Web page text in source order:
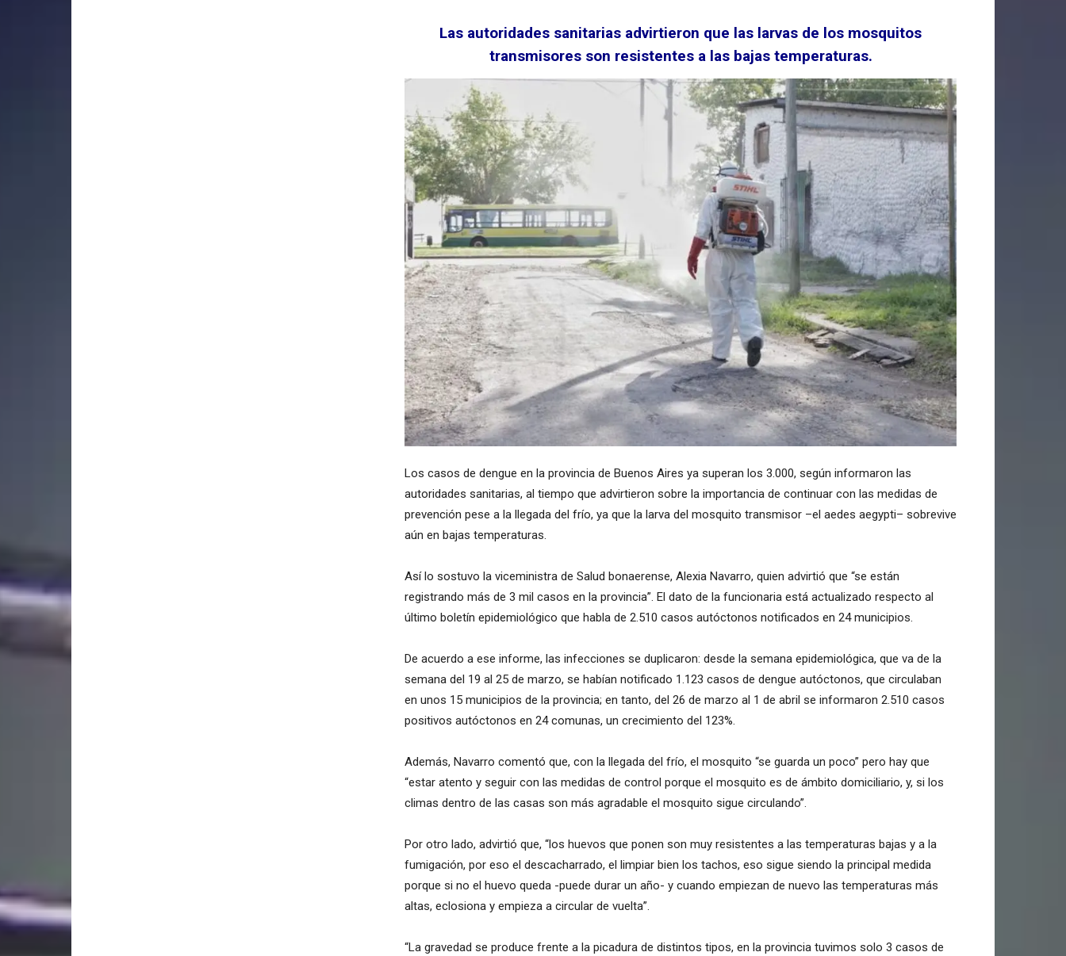
Las autoridades sanitarias advirtieron que las larvas de los mosquitos
transmisores son resistentes a las bajas temperaturas.
Los casos de dengue en la provincia de Buenos Aires ya superan los 3.000, según informaron las
autoridades sanitarias, al tiempo que advirtieron sobre la importancia de continuar con las medidas de
prevención pese a la llegada del frío, ya que la larva del mosquito transmisor –el aedes aegypti– sobrevive
aún en bajas temperaturas.
Así lo sostuvo la viceministra de Salud bonaerense, Alexia Navarro, quien advirtió que “se están
registrando más de 3 mil casos en la provincia”. El dato de la funcionaria está actualizado respecto al
último boletín epidemiológico que habla de 2.510 casos autóctonos notificados en 24 municipios.
De acuerdo a ese informe, las infecciones se duplicaron: desde la semana epidemiológica, que va de la
semana del 19 al 25 de marzo, se habían notificado 1.123 casos de dengue autóctonos, que circulaban
en unos 15 municipios de la provincia; en tanto, del 26 de marzo al 1 de abril se informaron 2.510 casos
positivos autóctonos en 24 comunas, un crecimiento del 123%.
Además, Navarro comentó que, con la llegada del frío, el mosquito “se guarda un poco” pero hay que
“estar atento y seguir con las medidas de control porque el mosquito es de ámbito domiciliario, y, si los
climas dentro de las casas son más agradable el mosquito sigue circulando”.
Por otro lado, advirtió que, “los huevos que ponen son muy resistentes a las temperaturas bajas y a la
fumigación, por eso el descacharrado, el limpiar bien los tachos, eso sigue siendo la principal medida
porque si no el huevo queda -puede durar un año- y cuando empiezan de nuevo las temperaturas más
altas, eclosiona y empieza a circular de vuelta”.
“La gravedad se produce frente a la picadura de distintos tipos, en la provincia tuvimos solo 3 casos de